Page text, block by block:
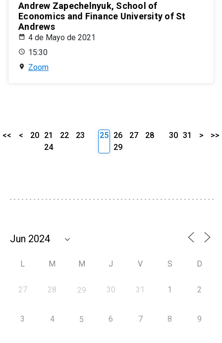
Andrew Zapechelnyuk, School of
Economics and Finance University of St
Andrews
4 de Mayo de 2021
15:30
Zoom
<< < 20 21 22
23
24
25 26 27
28
29
30 31 > >>
L M M J V S D
27 28 29 30 31 1 2
3 4 5 6 7 8 9